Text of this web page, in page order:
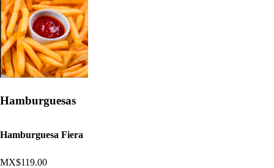
Hamburguesas
Hamburguesa Fiera
MX$119.00